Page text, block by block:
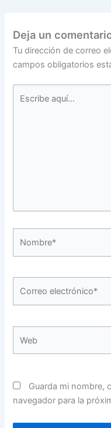
Deja un
Tu dirección de correo
campos obligatorios
aquí...
electrónico*
Guarda mi nombre,
navegador para la